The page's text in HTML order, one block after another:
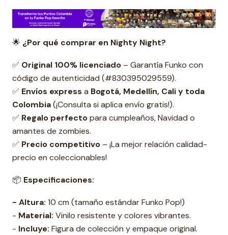
🌟 ¿Por qué comprar en Nighty Night?
✅ Original 100% licenciado – Garantía Funko con
código de autenticidad (#830395029559).
✅ Envíos express a Bogotá, Medellín, Cali y toda
Colombia(¡Consulta si aplica envío gratis!).
✅ Regalo perfectopara cumpleaños, Navidad o
amantes de zombies.
✅ Precio competitivo – ¡La mejor relación calidad-
precio en coleccionables!
📦 Especificaciones:
- Altura: 10 cm (tamaño estándar Funko Pop!)
- Material: Vinilo resistente y colores vibrantes.
- Incluye: Figura de colección y empaque original.